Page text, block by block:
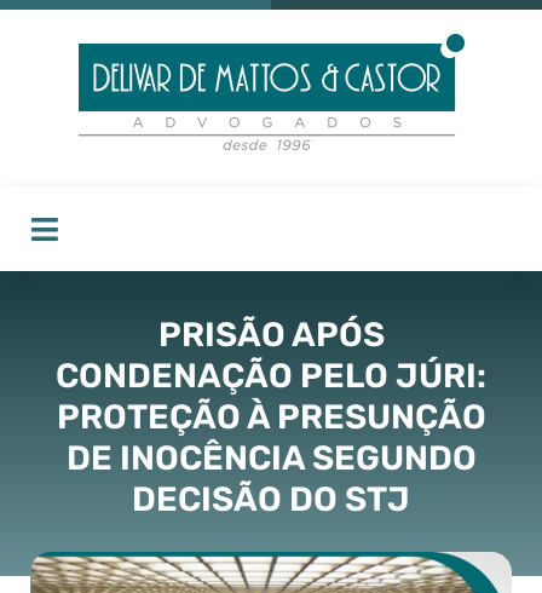
PRISÃO APÓS
CONDENAÇÃO PELO JÚRI:
PROTEÇÃO À PRESUNÇÃO
DE INOCÊNCIA SEGUNDO
DECISÃO DO STJ